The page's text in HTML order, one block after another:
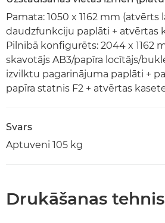
Pamata: 1050 x 1162 mm (atvērts
daudzfunkciju paplāti + atvērtas
Pilnībā konfigurēts: 2044 x 1162
skavotājs AB3/papīra locītājs/
izvilktu pagarinājuma paplāti +
papīra statnis F2 + atvērtas
Svars
Aptuveni 105 kg
Drukāšanas